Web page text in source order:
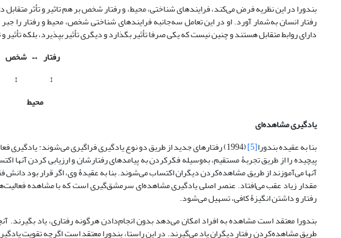
بندورا در این نظریه فرض می‌کند، فرایندهای شناختی، محیط، و رفتار شخص بر هم تاثیر و تأثر متقابل
رفتار انسان به‌شمار آورد. او در این تعامل سه‌جانبه فرایندهای شناختی شخص، محیط و رفتار را
دارای روابط متقابل هستند و چنین نیست که یکی صرفا تأثیر بگذارد و دیگری تأثیر بپذیرد، بلکه
رفتار ↔ شخص
↕
↕
محیط
یادگیری مشاهده‌ای
بنا به عقیده بندورا[5] (1994) رفتارهای جدید از طریق دو نوع یادگیری فراگیری می‌شوند: یادگیری فعال و یادگیری مشاهده‌ای
پیچیده را از طریق تجربۀ مستقیم، به‌وسیله فکرکردن به پیامدهای رفتارشان و ارزیابی کردن آنها
آنها می‌آموزند از طریق مشاهده‌کردن دیگران اکتساب می‌شوند. بنا به عقیدۀ وی، اگر قرار بود
مقدار زیاد عقب می‌افتاد. عنصر اصلی یادگیری مشاهده‌ای سرمشق‌گیری است که با مشاهده
رفتار و داشتن انگیزۀ کافی، تسهیل می‌شود.
بندورا معتقد است مشاهده به افراد امکان می‌دهد بدون انجام‌دادن هرگونه رفتاری، یاد
طریق مشاهده‌کردن رفتار دیگران یاد می‌گیرند. در این راستا، بندورا معتقد است اگرچه تقویت